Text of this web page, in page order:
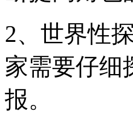
2、世界性
家需要仔细
报。